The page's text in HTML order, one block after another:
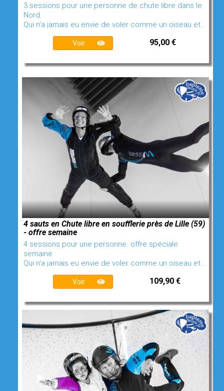
3 sessions pour une personne de chute libre dans le
Nord.
Qui n'a jamais eu envie de voler comme un oiseau et...
Voir 95,00 €
4 sauts en Chute libre en soufflerie près de Lille (59)
- offre semaine
4 sessions pour une personne. offre spéciale
semaine
Qui n'a jamais eu envie de voler comme un oiseau et...
Voir 109,90 €